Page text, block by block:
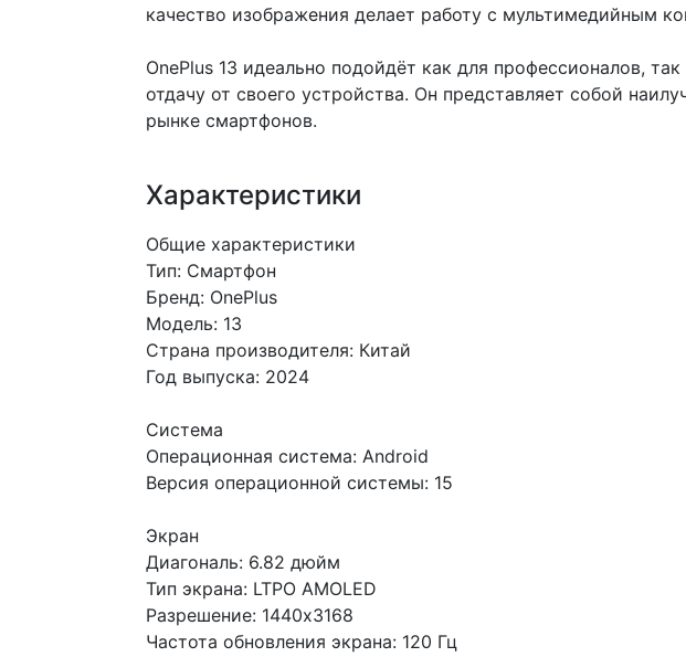
качество изображения делает работу с мультимедийным
OnePlus 13 идеально подойдёт как для профессионалов,
отдачу от своего устройства. Он представляет собой
рынке смартфонов.
Характеристики
Общие характеристики
Тип: Смартфон
Бренд: OnePlus
Модель: 13
Страна производителя: Китай
Год выпуска: 2024
Система
Операционная система: Android
Версия операционной системы: 15
Экран
Диагональ: 6.82 дюйм
Тип экрана: LTPO AMOLED
Разрешение: 1440x3168
Частота обновления экрана: 120 Гц